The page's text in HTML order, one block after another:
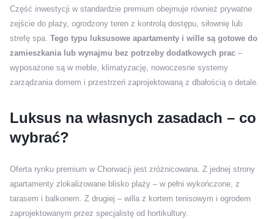
Część inwestycji w standardzie premium obejmuje również prywatne
zejście do plaży, ogrodzony teren z kontrolą dostępu, siłownię lub
strefę spa. Tego typu luksusowe apartamenty i wille są gotowe do
zamieszkania lub wynajmu bez potrzeby dodatkowych prac –
wyposażone są w meble, klimatyzację, nowoczesne systemy
zarządzania domem i przestrzeń zaprojektowaną z dbałością o detale.
Luksus na własnych zasadach – co
wybrać?
Oferta rynku premium w Chorwacji jest zróżnicowana. Z jednej strony
apartamenty zlokalizowane blisko plaży – w pełni wykończone, z
tarasem i balkonem. Z drugiej – willa z kortem tenisowym i ogrodem
zaprojektowanym przez specjalistę od hortikultury.